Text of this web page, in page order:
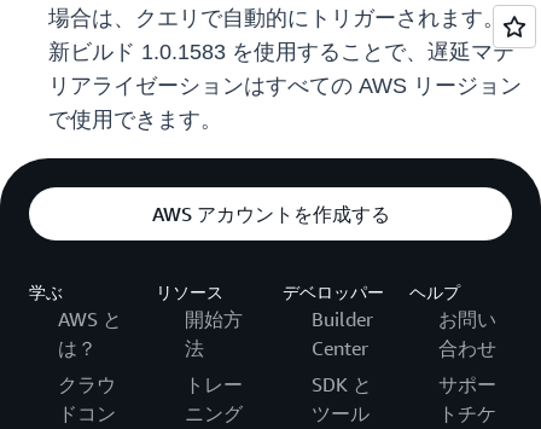
場合は、クエリで自動的にトリガーされます。最
新ビルド 1.0.1583 を使用することで、遅延マテ
リアライゼーションはすべての AWS リージョン
で使用できます。
AWS アカウントを作成する
学ぶ
AWS と
は？
クラウ
ドコン
リソース
開始方
法
トレー
ニング
デベロッパー
Builder
Center
SDK と
ツール
ヘルプ
お問い
合わせ
サポー
トチケ